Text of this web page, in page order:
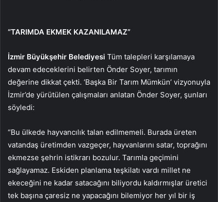
“TARIMDA EKMEK KAZANILAMAZ”
İzmir Büyükşehir Belediyesi Tüm talepleri karşılamaya
devam edeceklerini belirten Önder Soyer, tarımın
değerine dikkat çekti. ‘Başka Bir Tarım Mümkün’ vizyonuyla
İzmir’de yürütülen çalışmaları anlatan Önder Soyer, şunları
söyledi:
“Bu ülkede hayvancılık talan edilmemeli. Burada üreten
vatandaş üretimden vazgeçer, hayvanlarını satar, toprağını
ekmezse şehrin istikrarı bozulur. Tarımla geçimini
sağlayamaz. Eskiden planlama teşkilatı vardı millet ne
ekeceğini ne kadar satacağını biliyordu kaldırmışlar üretici
tek başına çaresiz ne yapacağını bilemiyor her yıl bir iş